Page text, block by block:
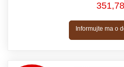
Informujte ma o